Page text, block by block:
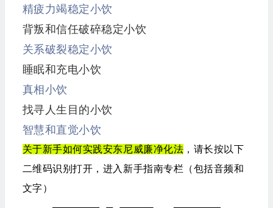
精疲力竭稳定小饮
背叛和信任破碎稳定小饮
关系破裂稳定小饮
睡眠和充电小饮
真相小饮
找寻人生目的小饮
智慧和直觉小饮
关于新手如何实践安东尼威廉净化法 ，请长按以下
二维码识别打开，进入新手指南专栏（包括音频和
文字）